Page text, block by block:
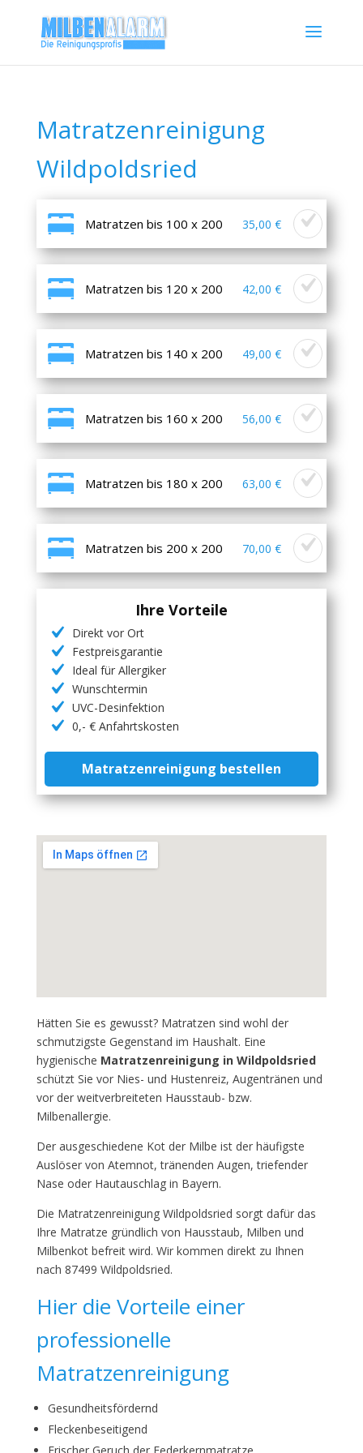
Matratzenreinigung
Wildpoldsried
Matratzen bis 100 x 200 35,00 €
Matratzen bis 120 x 200 42,00 €
Matratzen bis 140 x 200 49,00 €
Matratzen bis 160 x 200 56,00 €
Matratzen bis 180 x 200 63,00 €
Matratzen bis 200 x 200 70,00 €
Ihre Vorteile
Direkt vor Ort
Festpreisgarantie
Ideal für Allergiker
Wunschtermin
UVC-Desinfektion
0,- € Anfahrtskosten
Matratzenreinigung bestellen
Hätten Sie es gewusst? Matratzen sind wohl der
schmutzigste Gegenstand im Haushalt. Eine
hygienische Matratzenreinigung in Wildpoldsried
schützt Sie vor Nies- und Hustenreiz, Augentränen und
vor der weitverbreiteten Hausstaub- bzw.
Milbenallergie.
Der ausgeschiedene Kot der Milbe ist der häufigste
Auslöser von Atemnot, tränenden Augen, triefender
Nase oder Hautauschlag in Bayern.
Die Matratzenreinigung Wildpoldsried sorgt dafür das
Ihre Matratze gründlich von Hausstaub, Milben und
Milbenkot befreit wird. Wir kommen direkt zu Ihnen
nach 87499 Wildpoldsried.
Hier die Vorteile einer
professionelle
Matratzenreinigung
Gesundheitsfördernd
Fleckenbeseitigend